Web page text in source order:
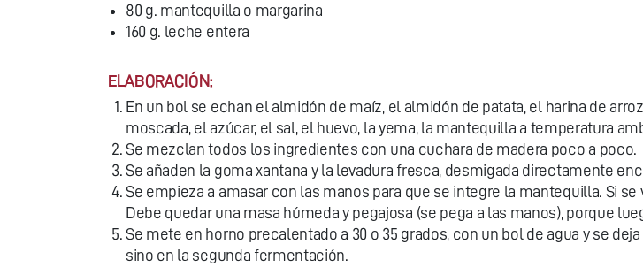
80 g. mantequilla o margarina
160 g. leche entera
ELABORACIÓN:
En un bol se echan el almidón de maíz, el almidón de patata, el harina de
moscada, el azúcar, el sal, el huevo, la yema, la mantequilla a temperatura
Se mezclan todos los ingredientes con una cuchara de madera poco a poco.
Se añaden la goma xantana y la levadura fresca, desmigada directamente
Se empieza a amasar con las manos para que se integre la mantequilla. Si
Debe quedar una masa húmeda y pegajosa (se pega a las manos), porque
Se mete en horno precalentado a 30 o 35 grados, con un bol de agua y se
sino en la segunda fermentación.